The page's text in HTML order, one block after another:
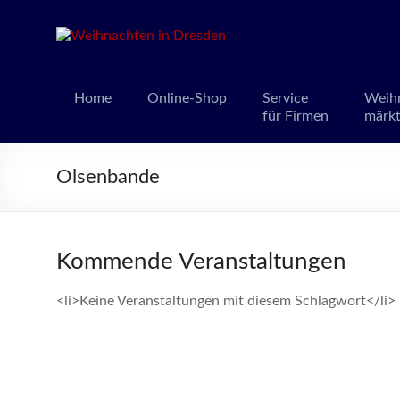
Home Online-Shop
Service
für Firmen
Olsenbande
Kommende Veranstaltungen
<li>Keine Veranstaltungen mit diesem Schlagwort</li>